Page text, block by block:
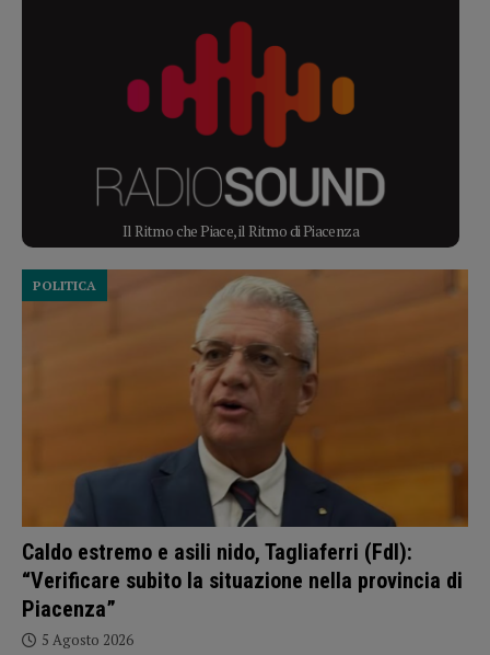
Il Ritmo che Piace, il Ritmo di Piacenza
Caldo estremo e asili nido, Tagliaferri (FdI):
“Verificare subito la situazione nella provincia di
Piacenza”
POLITICA
5 Agosto 2026